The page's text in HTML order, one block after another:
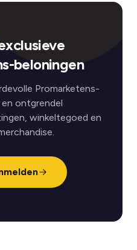
beloningen
Promarketens-
ontgrendel
winkeltegoed en